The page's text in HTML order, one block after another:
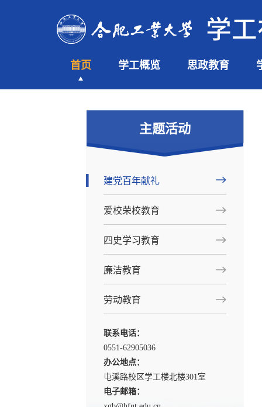
首页 学工概览 思政教育
主题活动
建党百年献礼
爱校荣校教育
四史学习教育
廉洁教育
劳动教育
联系电话：
0551-62905036
办公地点：
屯溪路校区学工楼北楼301室
电子邮箱：